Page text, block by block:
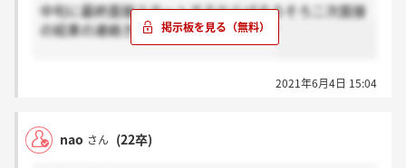
中旬に最終面接スタートするならばそろそろ二次面接
の結果の連絡きてほしいですわ、、、?
2021年6月4日 15:04
nao さん (22卒)